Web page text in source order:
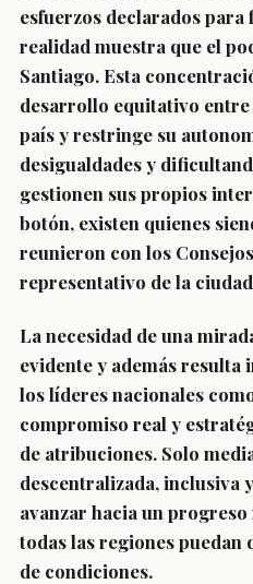
esfuerzos declarados
realidad muestra que el
Santiago. Esta
desarrollo equitativo
país y restringe su
desigualdades y
gestionen sus propios
botón, existen quienes
reunieron con los
representativo de la
La necesidad de una
evidente y además
los líderes nacionales
compromiso real y
de atribuciones. Solo
descentralizada, inclusiva
avanzar hacia un
todas las regiones
de condiciones.